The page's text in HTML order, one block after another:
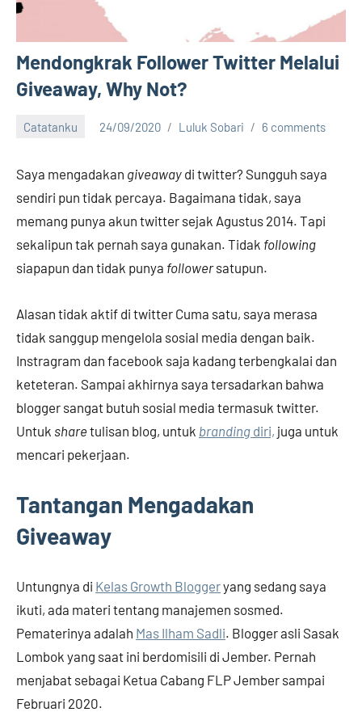
Mendongkrak Follower Twitter Melalui
Giveaway, Why Not?
Catatanku 24/09/2020 Luluk Sobari 6 comments
Saya mengadakan giveaway di twitter? Sungguh saya
sendiri pun tidak percaya. Bagaimana tidak, saya
memang punya akun twitter sejak Agustus 2014. Tapi
sekalipun tak pernah saya gunakan. Tidak following
siapapun dan tidak punya followersatupun.
Alasan tidak aktif di twitter Cuma satu, saya merasa
tidak sanggup mengelola sosial media dengan baik.
Instragram dan facebook saja kadang terbengkalai dan
keteteran. Sampai akhirnya saya tersadarkan bahwa
blogger sangat butuh sosial media termasuk twitter.
Untuk share tulisan blog, untuk branding diri, juga untuk
mencari pekerjaan.
Tantangan Mengadakan
Giveaway
Untungnya di Kelas Growth Bloggeryang sedang saya
ikuti, ada materi tentang manajemen sosmed.
Pematerinya adalah Mas Ilham Sadli. Blogger asli Sasak
Lombok yang saat ini berdomisili di Jember. Pernah
menjabat sebagai Ketua Cabang FLP Jember sampai
Februari 2020.